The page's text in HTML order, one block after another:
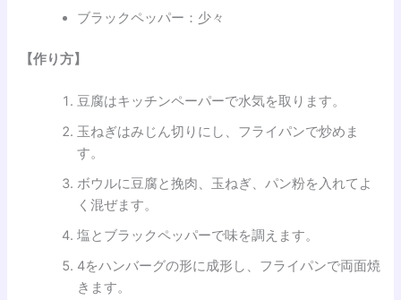
ブラックペッパー：少々
【作り方】
豆腐はキッチンペーパーで水気を取ります。
玉ねぎはみじん切りにし、フライパンで炒めま
す。
ボウルに豆腐と挽肉、玉ねぎ、パン粉を入れてよ
く混ぜます。
塩とブラックペッパーで味を調えます。
4をハンバーグの形に成形し、フライパンで両面焼
きます。